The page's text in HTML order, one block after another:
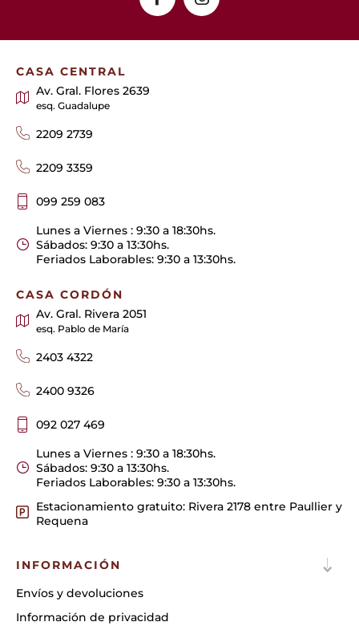
CASA CENTRAL
Av. Gral. Flores 2639
esq. Guadalupe
2209 2739
2209 3359
099 259 083
Lunes a Viernes : 9:30 a 18:30hs.
Sábados: 9:30 a 13:30hs.
Feriados Laborables: 9:30 a 13:30hs.
CASA CORDÓN
Av. Gral. Rivera 2051
esq. Pablo de María
2403 4322
2400 9326
092 027 469
Lunes a Viernes : 9:30 a 18:30hs.
Sábados: 9:30 a 13:30hs.
Feriados Laborables: 9:30 a 13:30hs.
Estacionamiento gratuito: Rivera 2178 entre Paullier y
Requena
INFORMACIÓN
Envíos y devoluciones
Información de privacidad